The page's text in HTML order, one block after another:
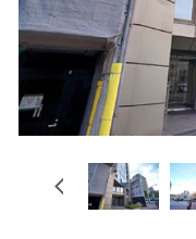
Previous